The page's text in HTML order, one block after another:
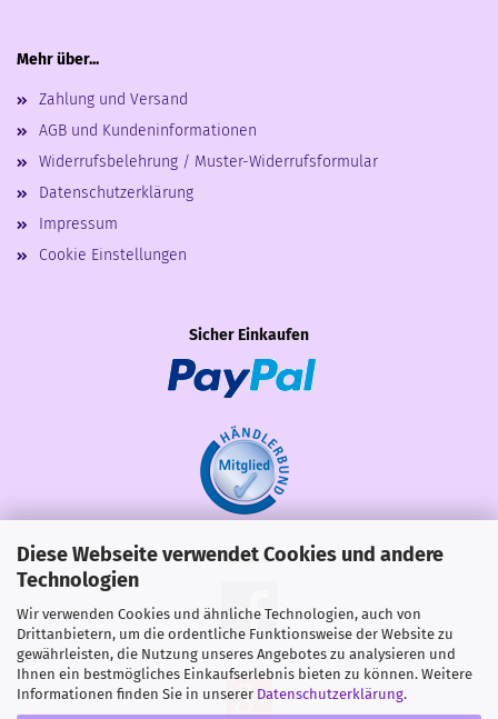
Diese Webseite verwendet Cookies und andere
Technologien
Wir verwenden Cookies und ähnliche Technologien, auch von
Drittanbietern, um die ordentliche Funktionsweise der Website zu
gewährleisten, die Nutzung unseres Angebotes zu analysieren und
Ihnen ein bestmögliches Einkaufserlebnis bieten zu können. Weitere
Informationen finden Sie in unserer Datenschutzerklärung.
Mehr über...
Zahlung und Versand
AGB und Kundeninformationen
Widerrufsbelehrung / Muster-Widerrufsformular
Datenschutzerklärung
Impressum
Cookie Einstellungen
Sicher Einkaufen
Share